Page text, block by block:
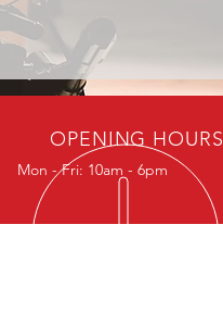
OPENING HOURS
Mon - Fri: 10am - 6pm